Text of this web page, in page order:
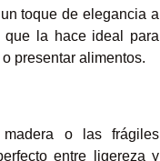
toque de elegancia a
que la hace ideal para
presentar alimentos.
o las frágiles
entre ligereza y